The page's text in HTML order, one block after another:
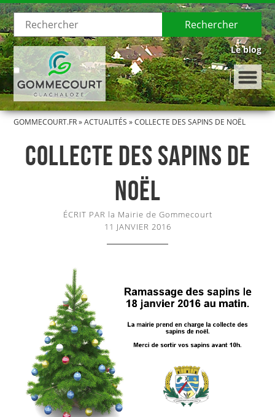
Rechercher
LE VILLAGE
Présentation de Gommecourt
Histoire de Gommecourt
LA MUNICIPALITÉ
Marchés publics
Intercommunalité
VIE COMMUNALE
École et organisation périscolaire
Bibliothèque
Le blog
GOMMECOURT.FR»ACTUALITÉS »COLLECTE DES SAPINS DE NOËL
COLLECTE DES SAPINS DE
NOËL
ÉCRIT PAR la Mairie de Gommecourt
11 JANVIER 2016